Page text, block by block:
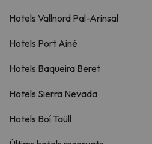
Hotels Vallnord Pal-Arinsal
Hotels Port Ainé
Hotels Baqueira Beret
Hotels Sierra Nevada
Hotels Boí Taüll